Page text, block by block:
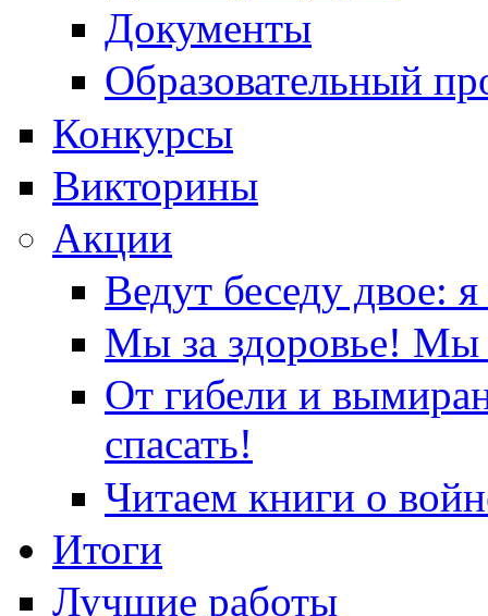
Документы
Образовательный
Конкурсы
Викторины
Акции
Ведут беседу двое:
Мы за здоровье! Мы
От гибели и
спасать!
Читаем книги о
Итоги
Лучшие работы